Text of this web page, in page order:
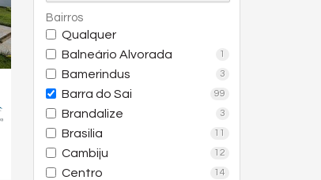
Bairros
Qualquer
Balneário Alvorada
1
Bamerindus 3
Barra do Sai 99
Brandalize 3
Brasilia 11
Cambiju 12
Centro 14